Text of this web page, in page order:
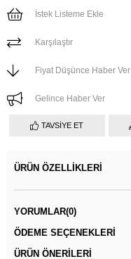
İstek Listeme Ekle
Karşılaştır
Fiyat Düşünce Haber Ver
Gelince Haber Ver
TAVSIYE ET
ÜRÜN ÖZELLIKLERI
YORUMLAR(0)
ÖDEME SEÇENEKLERI
ÜRÜN ÖNERILERI